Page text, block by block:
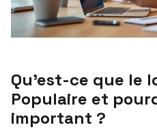
Qu’est-ce que le
Populaire et
important ?